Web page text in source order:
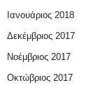
Ιανουάριος 2018
Δεκέμβριος 2017
Νοέμβριος 2017
Οκτώβριος 2017